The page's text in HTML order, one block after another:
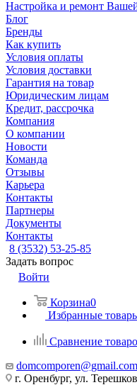
Настройка и ремонт
Блог
Бренды
Как купить
Условия оплаты
Условия доставки
Гарантия на товар
Юридическим лицам
Кредит, рассрочка
Компания
О компании
Новости
Команда
Отзывы
Карьера
Контакты
Партнеры
Документы
Контакты
8 (3532) 53-25-85
Задать вопрос
Войти
Корзина0
Избранные
Сравнение
domcomporen@gmail.com
г. Оренбург, ул.